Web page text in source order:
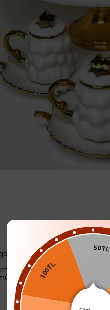
detaylı bubble Türk Kahvesi
düşük ısıda yıkamaya
olması için elde yıkama
50TL
100TL